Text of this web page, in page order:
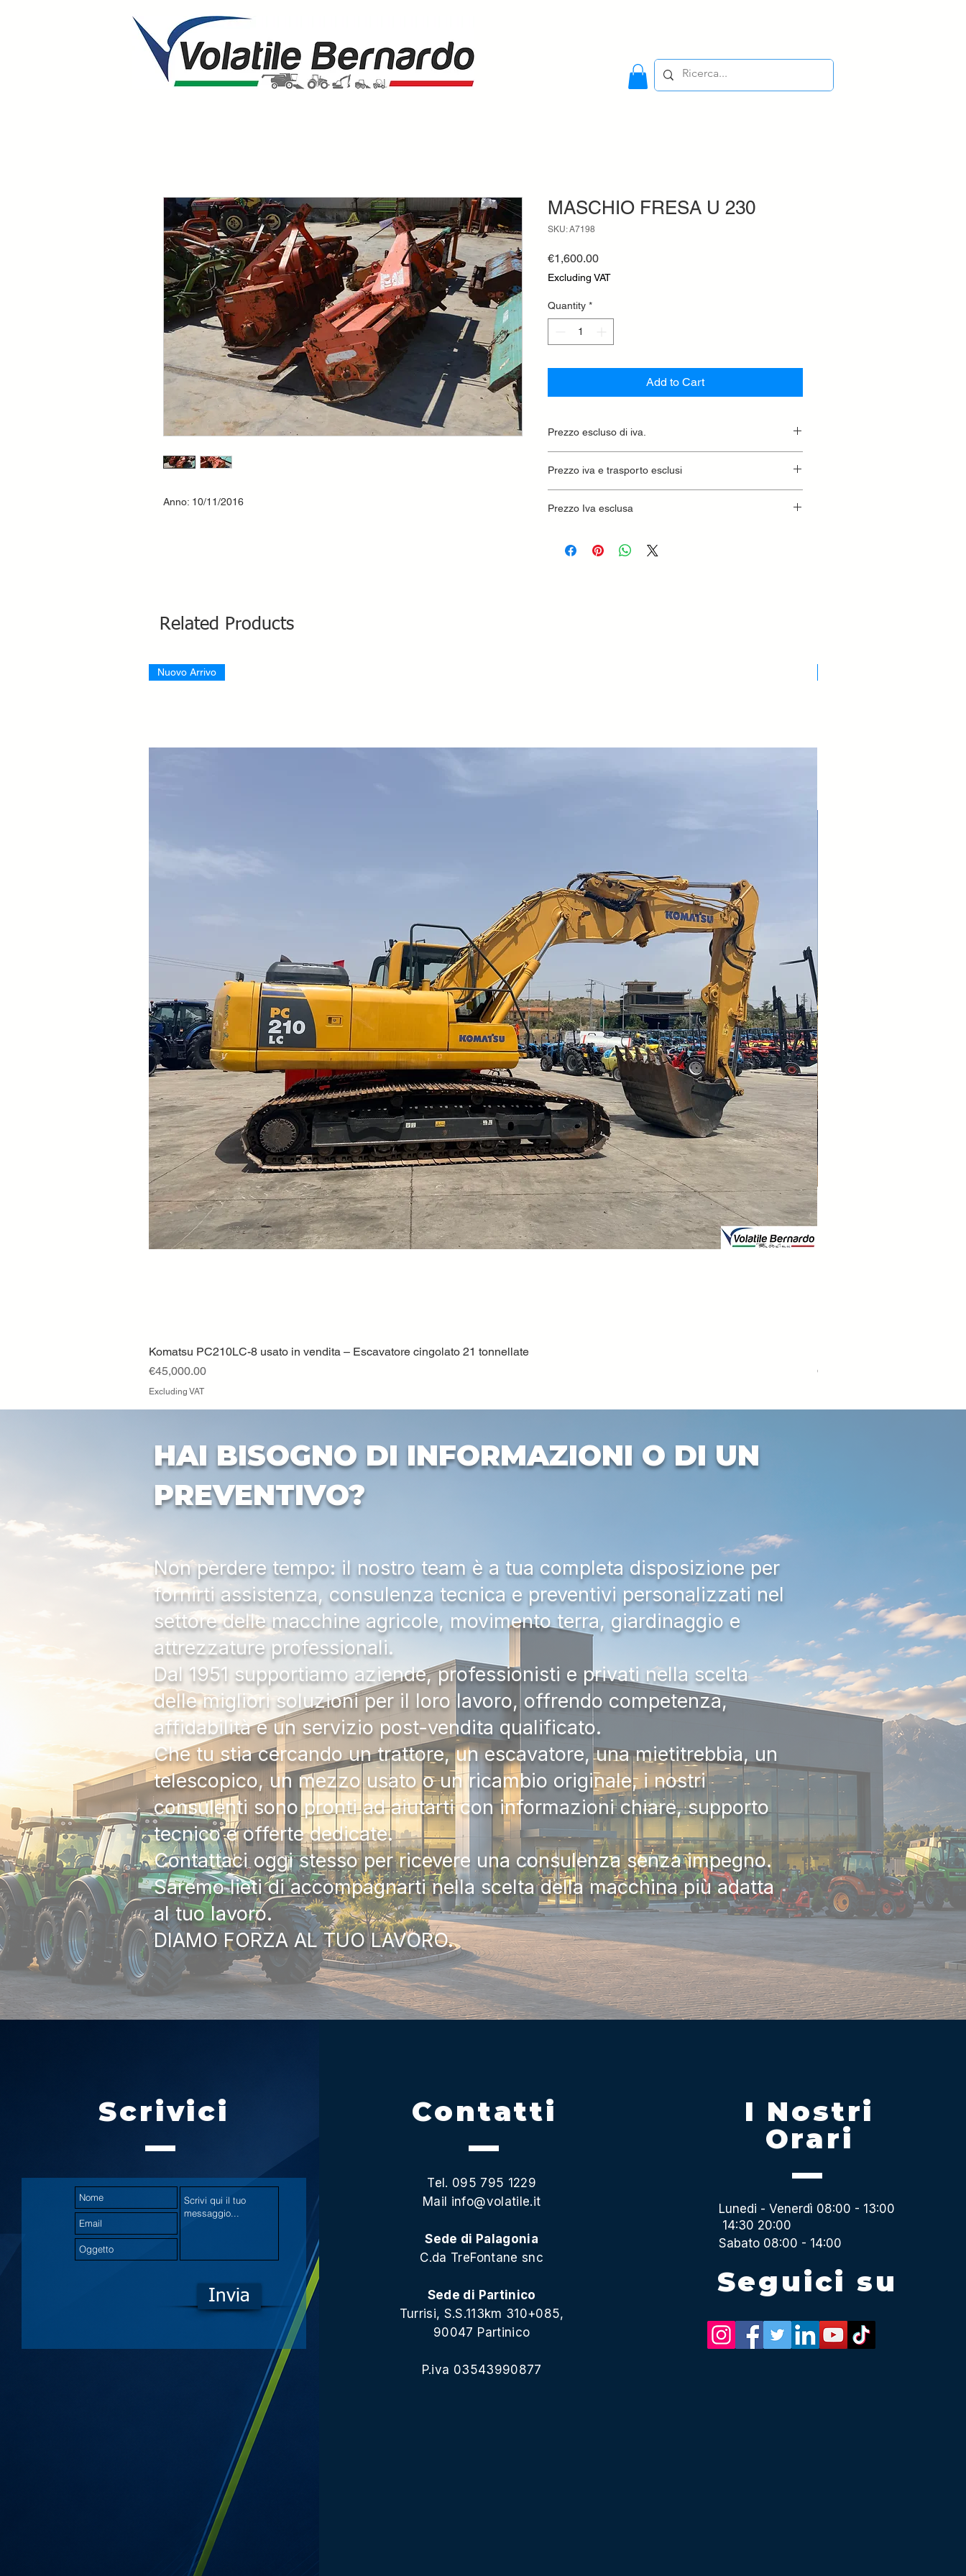
Anno: 10/11/2016
MASCHIO FRESA U 230
SKU: A7198
€1,600.00Price
Excluding VAT
Quantity *
Add to Cart
Prezzo escluso di iva.
Prezzo iva e trasporto esclusi
Prezzo Iva esclusa
Related Products
Quick View
Nuovo Arrivo
Komatsu PC210LC-8 usato in vendita – Escavatore cingolato 21 tonnellate
Price
€45,000.00
Excluding VAT
Price
€33,000.00
HAI BISOGNO DI INFORMAZIONI O DI UN
PREVENTIVO?
Non perdere tempo: il nostro team è a tua completa disposizione per
fornirti assistenza, consulenza tecnica e preventivi personalizzati nel
settore delle macchine agricole, movimento terra, giardinaggio e
attrezzature professionali.
Dal 1951 supportiamo aziende, professionisti e privati nella scelta
delle migliori soluzioni per il loro lavoro, offrendo competenza,
affidabilità e un servizio post-vendita qualificato.
Che tu stia cercando un trattore, un escavatore, una mietitrebbia, un
telescopico, un mezzo usato o un ricambio originale, i nostri
consulenti sono pronti ad aiutarti con informazioni chiare, supporto
tecnico e offerte dedicate.
Contattaci oggi stesso per ricevere una consulenza senza impegno.
Saremo lieti di accompagnarti nella scelta della macchina più adatta
al tuo lavoro.
DIAMO FORZA AL TUO LAVORO.
Scrivici
Invia
Contatti
Tel. 095 795 1229
Mail info@volatile.it
Sede di Palagonia
C.da TreFontane snc
Sede di Partinico
Turrisi, S.S.113km 310+085,
90047 Partinico
P.iva 03543990877
I Nostri
Orari
Lunedi - Venerdì 08:00 - 13:00
14:30 20:00
Sabato 08:00 - 14:00
Seguici su